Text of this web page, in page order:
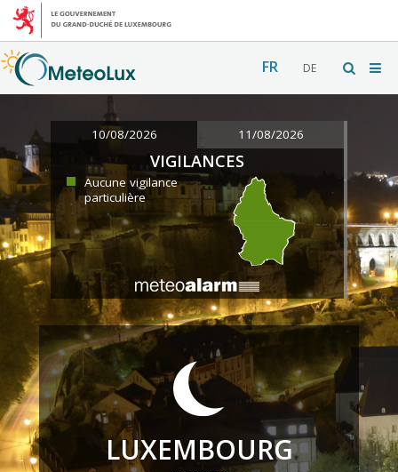
FR DE
10/08/2026 11/08/2026
VIGILANCES
Aucune vigilance
particulière
LUXEMBOURG